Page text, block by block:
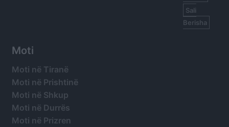
Sali
Berisha
Moti
Moti në Tiranë
Moti në Prishtinë
Moti në Shkup
Moti në Durrës
Moti në Prizren